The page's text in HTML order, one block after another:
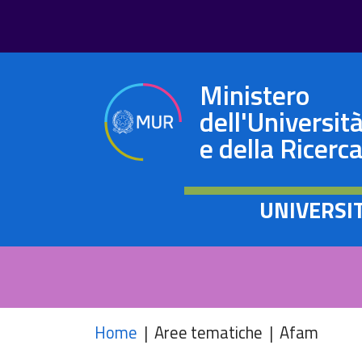
Ministero
dell'Università
e della Ricerca
Home Aree tematiche Afam